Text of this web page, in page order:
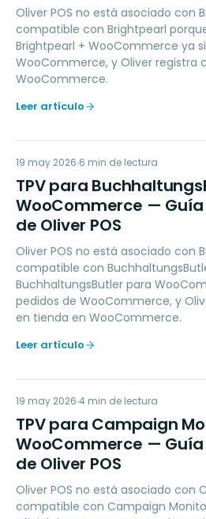
Oliver POS no está asociado con
compatible con Brightpearl
Brightpearl + WooCommerce ya
WooCommerce, y Oliver registra
WooCommerce.
Leer artículo
TP
ACCOUNTING
19 may 2026 6 min de lectura
TPV para
WooCommerce —
de Oliver POS
Oliver POS no está asociado con
compatible con
BuchhaltungsButler para
pedidos de WooCommerce, y
en tienda en WooCommerce.
Leer artículo
TP
MARKETING
19 may 2026 4 min de lectura
TPV para Campaign
WooCommerce —
de Oliver POS
Oliver POS no está asociado con
compatible con Campaign